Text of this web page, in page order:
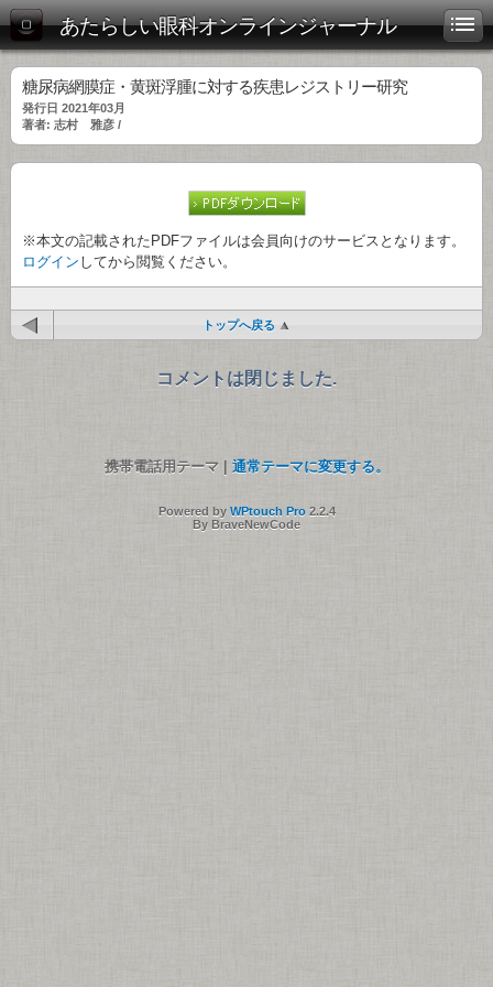
あたらしい眼科オンラインジャーナル
糖尿病網膜症・黄斑浮腫に対する疾患レジストリー研究
発行日 2021年03月
著者: 志村 雅彦 /
※本文の記載されたPDFファイルは会員向けのサービスとなります。
ログイン してから閲覧ください。
トップへ戻る
コメントは閉じました.
携帯電話用テーマ | 通常テーマに変更する。
Powered by WPtouch Pro2.2.4
By BraveNewCode